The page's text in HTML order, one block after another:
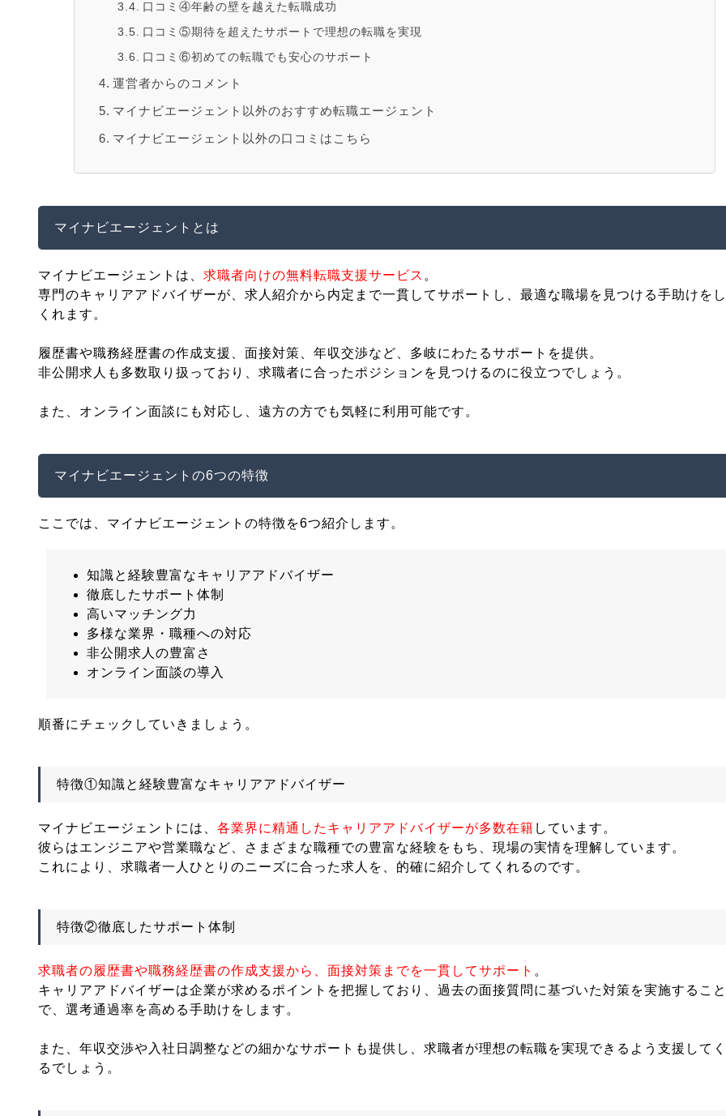
口コミ④年齢の壁を越えた転職成功
口コミ⑤期待を超えたサポートで理想の転職を実現
口コミ⑥初めての転職でも安心のサポート
運営者からのコメント
マイナビエージェント以外のおすすめ転職エージェント
マイナビエージェント以外の口コミはこちら
マイナビエージェントとは
マイナビエージェントは、 求職者向けの無料転職支援サービス 。
専門のキャリアアドバイザーが、求人紹介から内定まで一貫してサポートし、最適な職場を見つける手助けを
くれます。
履歴書や職務経歴書の作成支援、面接対策、年収交渉など、多岐にわたるサポートを提供。
非公開求人も多数取り扱っており、求職者に合ったポジションを見つけるのに役立つでしょう。
また、オンライン面談にも対応し、遠方の方でも気軽に利用可能です。
マイナビエージェントの6つの特徴
ここでは、マイナビエージェントの特徴を6つ紹介します。
知識と経験豊富なキャリアアドバイザー
徹底したサポート体制
高いマッチング力
多様な業界・職種への対応
非公開求人の豊富さ
オンライン面談の導入
順番にチェックしていきましょう。
特徴①知識と経験豊富なキャリアアドバイザー
マイナビエージェントには、 各業界に精通したキャリアアドバイザーが多数在籍 しています。
彼らはエンジニアや営業職など、さまざまな職種での豊富な経験をもち、現場の実情を理解しています。
これにより、求職者一人ひとりのニーズに合った求人を、的確に紹介してくれるのです。
特徴②徹底したサポート体制
求職者の履歴書や職務経歴書の作成支援から、面接対策までを一貫してサポート 。
キャリアアドバイザーは企業が求めるポイントを把握しており、過去の面接質問に基づいた対策を実施すること
で、選考通過率を高める手助けをします。
また、年収交渉や入社日調整などの細かなサポートも提供し、求職者が理想の転職を実現できるよう支援して
るでしょう。